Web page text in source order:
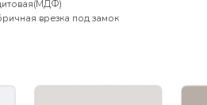
врезка под замок